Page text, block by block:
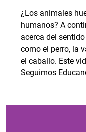
¿Los animales
humanos? A
acerca del
como el perro, la
el caballo. Este
Seguimos